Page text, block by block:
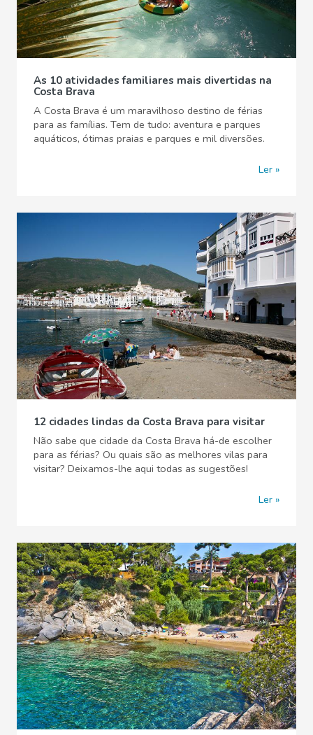
As 10 atividades familiares mais divertidas na
Costa Brava
A Costa Brava é um maravilhoso destino de férias
para as famílias. Tem de tudo: aventura e parques
aquáticos, ótimas praias e parques e mil diversões.
Ler
12 cidades lindas da Costa Brava para visitar
Não sabe que cidade da Costa Brava há-de escolher
para as férias? Ou quais são as melhores vilas para
visitar? Deixamos-lhe aqui todas as sugestões!
Ler